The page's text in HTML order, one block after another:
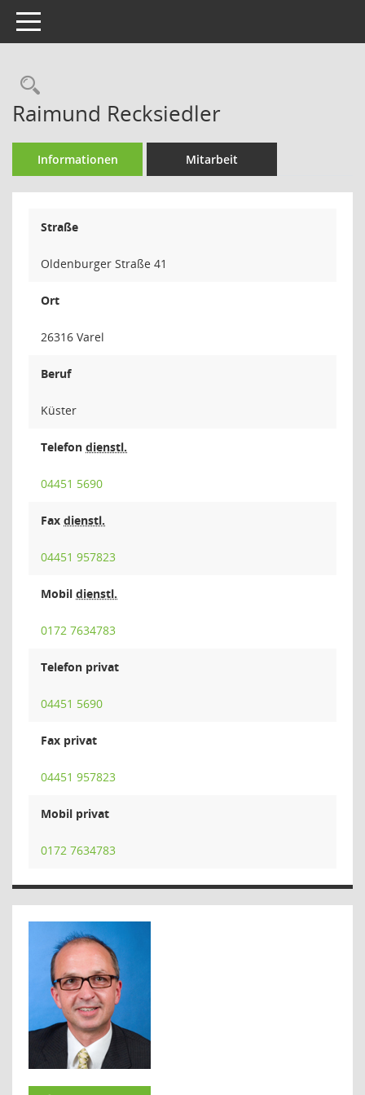
Toggle navigation
Rechercheauswahl
Raimund Recksiedler
Informationen Mitarbeit
Straße
Oldenburger Straße 41
Ort
26316 Varel
Beruf
Küster
Telefon dienstl.
04451 5690
Fax dienstl.
04451 957823
Mobil dienstl.
0172 7634783
Telefon privat
04451 5690
Fax privat
04451 957823
Mobil privat
0172 7634783